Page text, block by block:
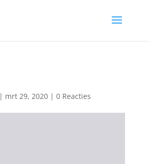
| mrt 29, 2020| 0 Reacties